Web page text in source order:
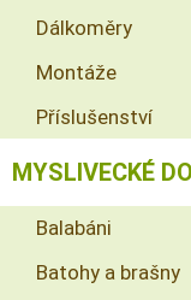
Dálkoměry
Montáže
Příslušenství
MYSLIVECKÉ
Balabáni
Batohy a brašny